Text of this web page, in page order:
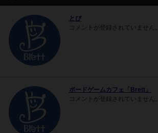
とぴ
コメントが登録されていません。
ボードゲームカフェ「Brett」
コメントが登録されていません。